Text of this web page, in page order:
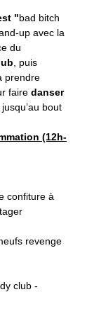
"bad bitch
up avec la
du
, puis
prendre
faire danser
bout
(12h-
confiture à
revenge
club -